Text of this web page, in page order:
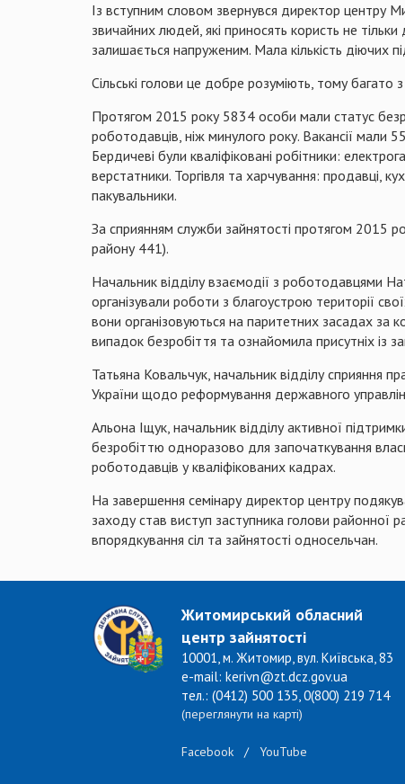
Із вступним словом звернувся директор центру
звичайних людей, які приносять користь не
залишається напруженим. Мала кількість діючих
Сільські голови це добре розуміють, тому багато
Протягом 2015 року 5834 особи мали статус
роботодавців, ніж минулого року. Вакансії мали
Бердичеві були кваліфіковані робітники:
верстатники. Торгівля та харчування: продавці,
пакувальники.
За сприянням служби зайнятості протягом 2015
району 441).
Начальник відділу взаємодії з роботодавцями
організували роботи з благоустрою території
вони організовуються на паритетних засадах за
випадок безробіття та ознайомила присутніх із
Татьяна Ковальчук, начальник відділу сприяння
України щодо реформування державного
Альона Іщук, начальник відділу активної
безробіттю одноразово для започаткування
роботодавців у кваліфікованих кадрах.
На завершення семінару директор центру
заходу став виступ заступника голови районної
впорядкування сіл та зайнятості односельчан.
Житомирський обласний
центр зайнятості
10001, м. Житомир, вул. Київська, 83
e-mail: kerivn@zt.dcz.gov.ua
тел.: (0412) 500 135, 0(800) 219 714
(переглянути на карті)
Facebook / YouTube